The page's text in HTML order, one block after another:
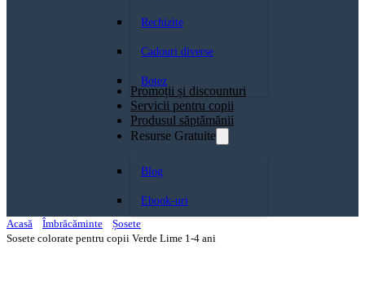
Rechizite
Cadouri diverse
Botez
Promoții și discounturi
Servicii pentru copii
Produsul săptămănii
Resurse Gratuite
Blog
Ebook-uri
Acasă
Îmbrăcăminte
Șosete
Sosete colorate pentru copii Verde Lime 1-4 ani